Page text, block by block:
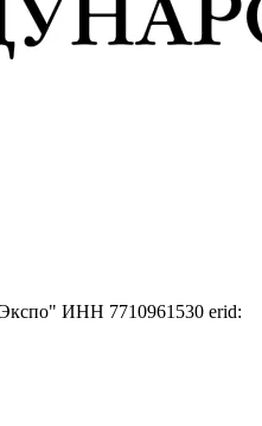
ИНН 7710961530 erid: